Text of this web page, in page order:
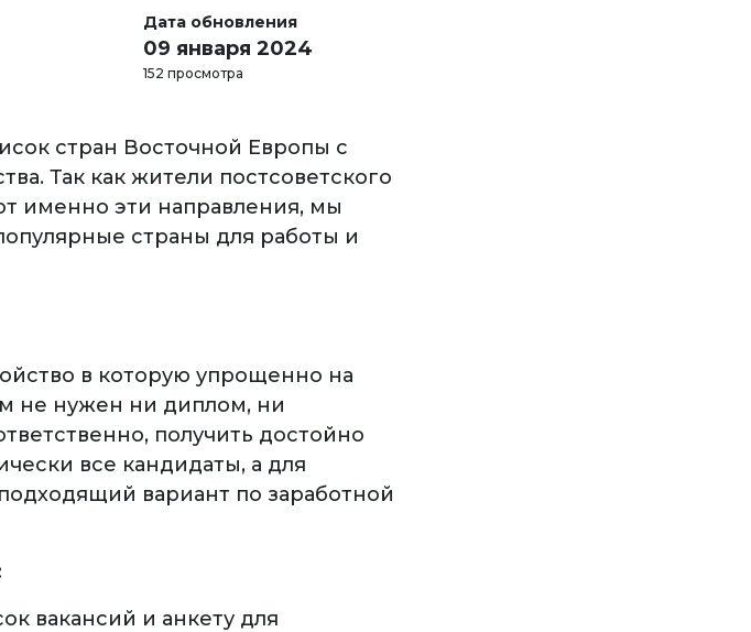
Дата обновления
09 января 2024
152 просмотра
стран Восточной Европы с
Так как жители постсоветского
именно эти направления, мы
страны для работы и
в которую упрощенно на
не нужен ни диплом, ни
получить достойно
все кандидаты, а для
вариант по заработной
вакансий и анкету для